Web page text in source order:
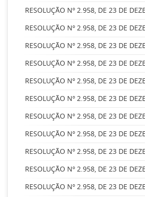
RESOLUÇÃO Nº 2.958, DE 23 DE
RESOLUÇÃO Nº 2.958, DE 23 DE
RESOLUÇÃO Nº 2.958, DE 23 DE
RESOLUÇÃO Nº 2.958, DE 23 DE
RESOLUÇÃO Nº 2.958, DE 23 DE
RESOLUÇÃO Nº 2.958, DE 23 DE
RESOLUÇÃO Nº 2.958, DE 23 DE
RESOLUÇÃO Nº 2.958, DE 23 DE
RESOLUÇÃO Nº 2.958, DE 23 DE
RESOLUÇÃO Nº 2.958, DE 23 DE
RESOLUÇÃO Nº 2.958, DE 23 DE